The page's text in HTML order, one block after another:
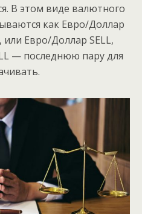
В этом виде валютного
как Евро/Доллар
Евро/Доллар SELL,
— последнюю пару для